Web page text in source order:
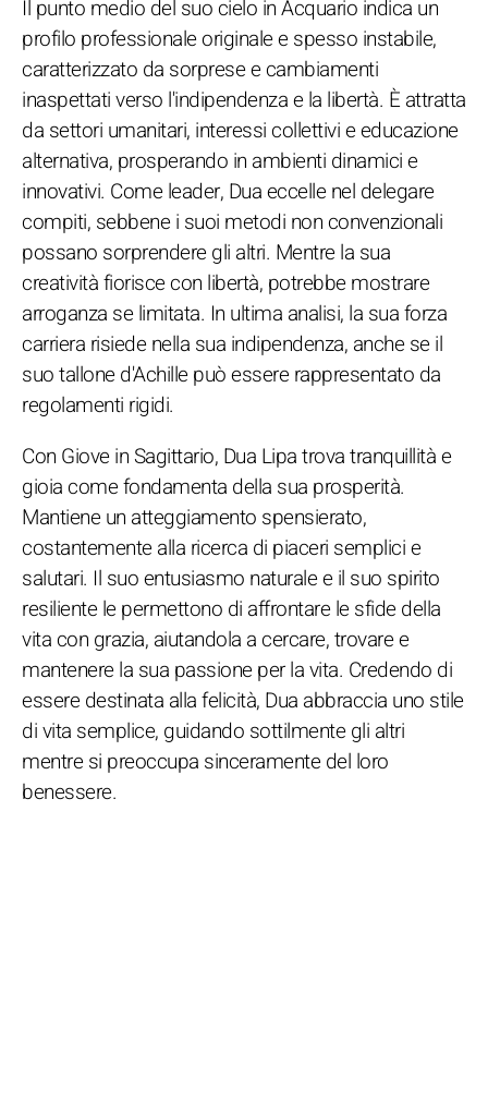
Il punto medio del suo cielo in Acquario indica un
profilo professionale originale e spesso instabile,
caratterizzato da sorprese e cambiamenti
inaspettati verso l'indipendenza e la libertà. È attratta
da settori umanitari, interessi collettivi e educazione
alternativa, prosperando in ambienti dinamici e
innovativi. Come leader, Dua eccelle nel delegare
compiti, sebbene i suoi metodi non convenzionali
possano sorprendere gli altri. Mentre la sua
creatività fiorisce con libertà, potrebbe mostrare
arroganza se limitata. In ultima analisi, la sua forza
carriera risiede nella sua indipendenza, anche se il
suo tallone d'Achille può essere rappresentato da
regolamenti rigidi.
Con Giove in Sagittario, Dua Lipa trova tranquillità e
gioia come fondamenta della sua prosperità.
Mantiene un atteggiamento spensierato,
costantemente alla ricerca di piaceri semplici e
salutari. Il suo entusiasmo naturale e il suo spirito
resiliente le permettono di affrontare le sfide della
vita con grazia, aiutandola a cercare, trovare e
mantenere la sua passione per la vita. Credendo di
essere destinata alla felicità, Dua abbraccia uno stile
di vita semplice, guidando sottilmente gli altri
mentre si preoccupa sinceramente del loro
benessere.